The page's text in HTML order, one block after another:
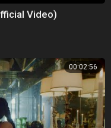
Video)
00:02:56